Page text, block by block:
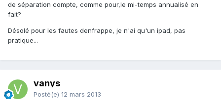
de séparation compte, comme pour,le mi-temps annualisé en
fait?
Désolé pour les fautes denfrappe, je n'ai qu'un ipad, pas
pratique...
vanys
Posté(e) 12 mars 2013